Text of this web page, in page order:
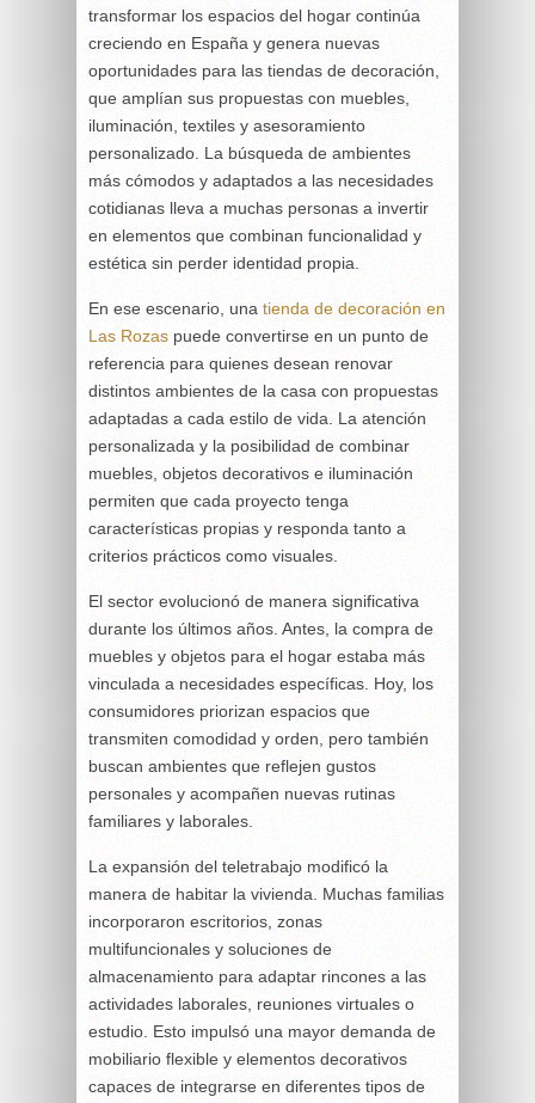
transformar los espacios del hogar continúa
creciendo en España y genera nuevas
oportunidades para las tiendas de decoración,
que amplían sus propuestas con muebles,
iluminación, textiles y asesoramiento
personalizado. La búsqueda de ambientes
más cómodos y adaptados a las necesidades
cotidianas lleva a muchas personas a invertir
en elementos que combinan funcionalidad y
estética sin perder identidad propia.
En ese escenario, una tienda de decoración en
Las Rozas puede convertirse en un punto de
referencia para quienes desean renovar
distintos ambientes de la casa con propuestas
adaptadas a cada estilo de vida. La atención
personalizada y la posibilidad de combinar
muebles, objetos decorativos e iluminación
permiten que cada proyecto tenga
características propias y responda tanto a
criterios prácticos como visuales.
El sector evolucionó de manera significativa
durante los últimos años. Antes, la compra de
muebles y objetos para el hogar estaba más
vinculada a necesidades específicas. Hoy, los
consumidores priorizan espacios que
transmiten comodidad y orden, pero también
buscan ambientes que reflejen gustos
personales y acompañen nuevas rutinas
familiares y laborales.
La expansión del teletrabajo modificó la
manera de habitar la vivienda. Muchas familias
incorporaron escritorios, zonas
multifuncionales y soluciones de
almacenamiento para adaptar rincones a las
actividades laborales, reuniones virtuales o
estudio. Esto impulsó una mayor demanda de
mobiliario flexible y elementos decorativos
capaces de integrarse en diferentes tipos de